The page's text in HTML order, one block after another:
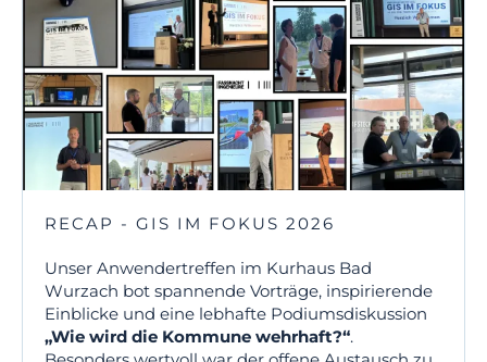
RECAP - GIS IM FOKUS 2026
Unser Anwendertreffen im Kurhaus Bad
Wurzach bot spannende Vorträge, inspirierende
Einblicke und eine lebhafte Podiumsdiskussion
„Wie wird die Kommune wehrhaft?“.